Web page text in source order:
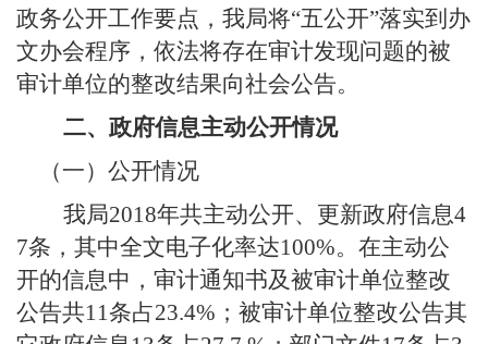
政务公开工作要点，我局将“五公开”落实到办
文办会程序，依法将存在审计发现问题的被
审计单位的整改结果向社会公告。
二、 政府信息主动公开情况
（一）公开情况
我局2018年共主动公开、更新政府信息4
7条 ， 其中全文电子化率达100%。在主动公
开的信息中 ，审计通知书及被审计单位整改
公告共11条占23.4%； 被审计单位整改公告其